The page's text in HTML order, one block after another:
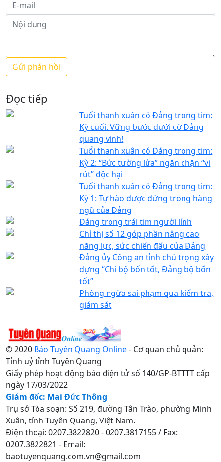
Đọc tiếp
Tuổi thanh xuân có Đảng trong tim:
Kỳ cuối: Vững bước dưới cờ Đảng
quang vinh!
Tuổi thanh xuân có Đảng trong tim:
Kỳ 2: “Bức tường lửa” ngăn chặn “vi
rút” độc hại
Tuổi thanh xuân có Đảng trong tim:
Kỳ 1: Tự hào được đứng trong hàng
ngũ của Đảng
Đảng trong trái tim người lính
Chỉ thị số 12 góp phần nâng cao
năng lực, sức chiến đấu của Đảng
Đảng ủy Công an tỉnh chú trọng xây
dựng “Chi bộ bốn tốt, Đảng bộ bốn
tốt”
Phòng ngừa sai phạm qua kiểm tra,
giám sát
© 2020 Báo Tuyên Quang Online- Cơ quan chủ quản:
Tỉnh uỷ tỉnh Tuyên Quang
Giấy phép hoạt động báo điện tử số 140/GP-BTTTT cấp
ngày 17/03/2022
Giám đốc: Mai Đức Thông
Trụ sở Tòa soạn: Số 219, đường Tân Trào, phường Minh
Xuân, tỉnh Tuyên Quang, Việt Nam.
Điện thoại: 0207.3822820 - 0207.3817155 / Fax:
0207.3822821 - Email:
baotuyenquang.com.vn@gmail.com